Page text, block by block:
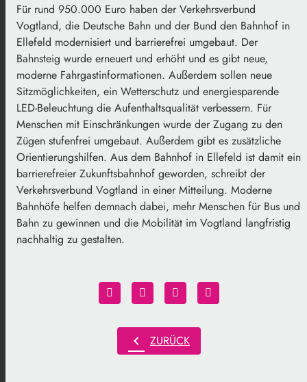
Für rund 950.000 Euro haben der Verkehrsverbund
Vogtland, die Deutsche Bahn und der Bund den Bahnhof in
Ellefeld modernisiert und barrierefrei umgebaut. Der
Bahnsteig wurde erneuert und erhöht und es gibt neue,
moderne Fahrgastinformationen. Außerdem sollen neue
Sitzmöglichkeiten, ein Wetterschutz und energiesparende
LED-Beleuchtung die Aufenthaltsqualität verbessern. Für
Menschen mit Einschränkungen wurde der Zugang zu den
Zügen stufenfrei umgebaut. Außerdem gibt es zusätzliche
Orientierungshilfen. Aus dem Bahnhof in Ellefeld ist damit ein
barrierefreier Zukunftsbahnhof geworden, schreibt der
Verkehrsverbund Vogtland in einer Mitteilung. Moderne
Bahnhöfe helfen demnach dabei, mehr Menschen für Bus und
Bahn zu gewinnen und die Mobilität im Vogtland langfristig
nachhaltig zu gestalten.
chevron_left ZURÜCK